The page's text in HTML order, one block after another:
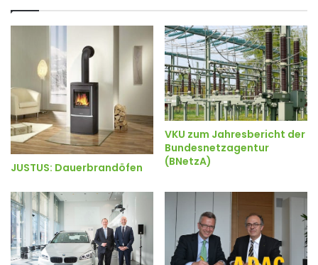
JUSTUS: Dauerbrandöfen
VKU zum Jahresbericht der
Bundesnetzagentur
(BNetzA)